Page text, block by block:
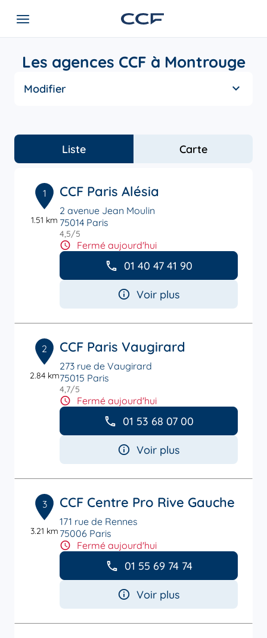
Les agences CCF à Montrouge
Modifier
Liste Carte
1
1.51 km
CCF Paris Alésia
2 avenue Jean Moulin
75014 Paris
4,5/5
Fermé aujourd'hui
01 40 47 41 90
Voir plus
2
2.84 km
CCF Paris Vaugirard
273 rue de Vaugirard
75015 Paris
4,7/5
Fermé aujourd'hui
01 53 68 07 00
Voir plus
3
3.21 km
CCF Centre Pro Rive Gauche
171 rue de Rennes
75006 Paris
Fermé aujourd'hui
01 55 69 74 74
Voir plus